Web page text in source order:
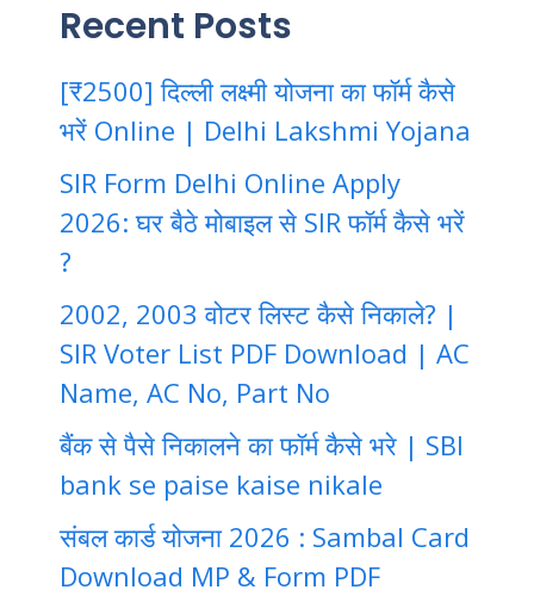
Recent Posts
[₹2500] दिल्ली लक्ष्मी योजना का फॉर्म कैसे
भरें Online | Delhi Lakshmi Yojana
SIR Form Delhi Online Apply
2026: घर बैठे मोबाइल से SIR फॉर्म कैसे भरें
?
2002, 2003 वोटर लिस्ट कैसे निकाले? |
SIR Voter List PDF Download | AC
Name, AC No, Part No
बैंक से पैसे निकालने का फॉर्म कैसे भरे | SBI
bank se paise kaise nikale
संबल कार्ड योजना 2026 : Sambal Card
Download MP & Form PDF